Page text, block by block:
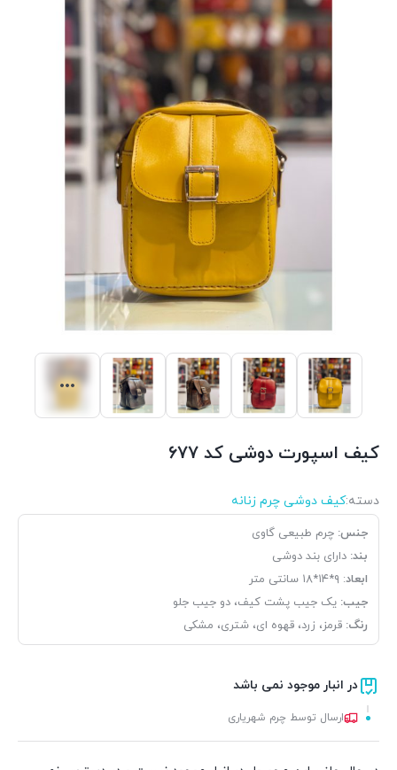
کیف اسپورت دوشی کد ۶۷۷
دسته:کیف دوشی چرم زنانه
جنس: چرم طبیعی گاوی
بند: دارای بند دوشی
ابعاد: ۹*۱۴*۱۸ سانتی متر
جیب: یک جیب پشت کیف، دو جیب جلو
رنگ: قرمز، زرد، قهوه ای، شتری، مشکی
در انبار موجود نمی باشد
ارسال توسط چرم شهریاری